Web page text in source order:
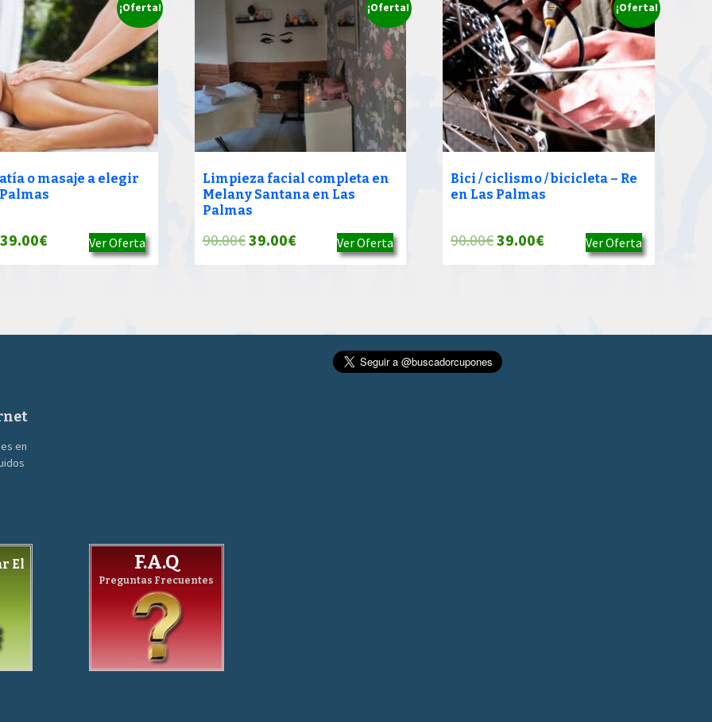
¡Oferta!
o masaje a elegir
El
precio
39.00€El
39.00€.
Ver Oferta
¡Oferta!
Limpieza facial completa en
Melany Santana en Las
Palmas
90.00€El
90.00€.
39.00€El
39.00€.
Ver Oferta
¡Oferta!
Bici / ciclismo / bicicleta – Re
en Las Palmas
90.00€El
90.00€.
39.00€El
precio
39.00€.
Ver Oferta
en
El
F.A.Q
Preguntas Frecuentes